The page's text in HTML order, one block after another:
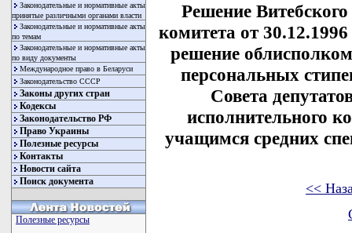
Законодательные и нормативные акты
принятые различными органами власти
Законодательные и нормативные акты
по темам
Законодательные и нормативные акты
по виду документы
Международное право в Беларуси
Законодательство СССР
Законы других стран
Кодексы
Законодательство РФ
Право Украины
Полезные ресурсы
Контакты
Новости сайта
Поиск документа
Полезные ресурсы
Решение
комитета от
решение
персональных
Совета
исполнительного
учащимся средних
<<